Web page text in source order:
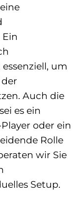
um
Auch die
es ein
oder ein
Rolle
wir Sie
Setup.